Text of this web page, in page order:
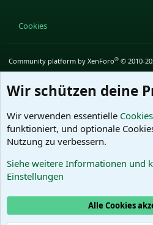
Cookies
Community platform by XenForo® © 2010-
Wir schützen deine
Wir verwenden essentielle Cookies
funktioniert, und optionale
Nutzung zu verbessern.
Siehe weitere Informationen und
Einstellungen
Alle Cookies